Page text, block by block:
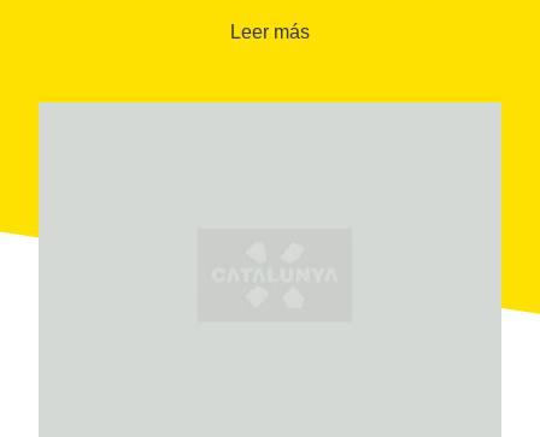
como la carpa o el bagre. La presencia de estas
Leer más